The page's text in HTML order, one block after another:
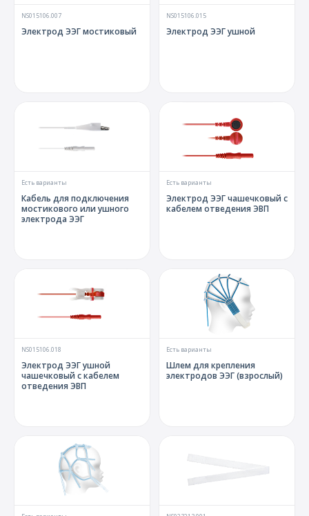
NS015106.007
Электрод ЭЭГ мостиковый
NS015106.015
Электрод ЭЭГ ушной
Есть варианты
Кабель для подключения
мостикового или ушного
электрода ЭЭГ
Есть варианты
Электрод ЭЭГ чашечковый с
кабелем отведения ЭВП
NS015106.018
Электрод ЭЭГ ушной
чашечковый с кабелем
отведения ЭВП
Есть варианты
Шлем для крепления
электродов ЭЭГ (взрослый)